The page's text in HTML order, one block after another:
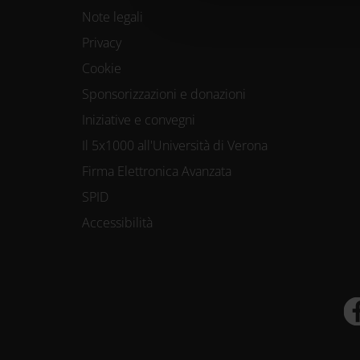
Approfondisci
Utilizziamo i
funzionalità dei
loro o che
Note legali
Privacy
Cookie
Sponsorizzazioni e donazioni
Iniziative e convegni
Il 5x1000 all'Università di Verona
Firma Elettronica Avanzata
SPID
Accessibilità